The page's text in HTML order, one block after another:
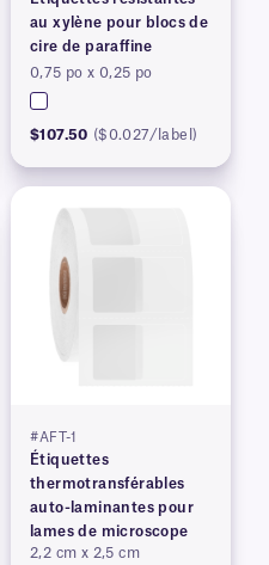
au xylène pour blocs de
cire de paraffine
0,75 po x 0,25 po
$107.50 ($0.027/label)
#AFT-1
Étiquettes
thermotransférables
auto-laminantes pour
lames de microscope
2,2 cm x 2,5 cm